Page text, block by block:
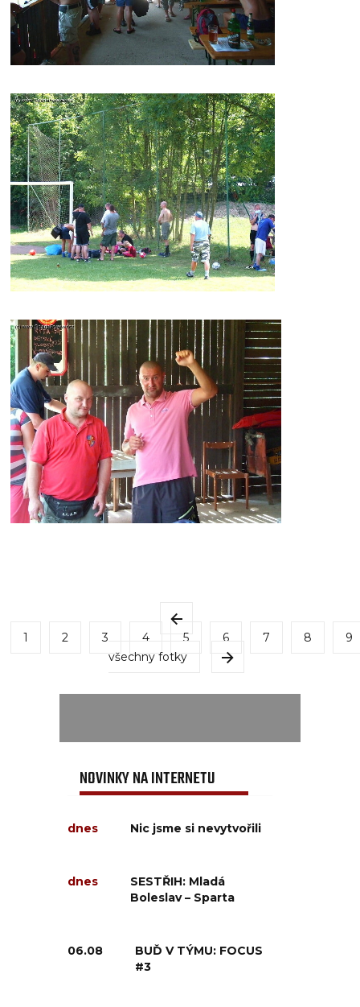
1 2 3 4 5 6 7 8
9
všechny fotky
NOVINKY NA INTERNETU
dnes Nic jsme si nevytvořili
dnes
SESTŘIH: Mladá
Boleslav – Sparta
06.08
BUĎ V TÝMU: FOCUS
#3